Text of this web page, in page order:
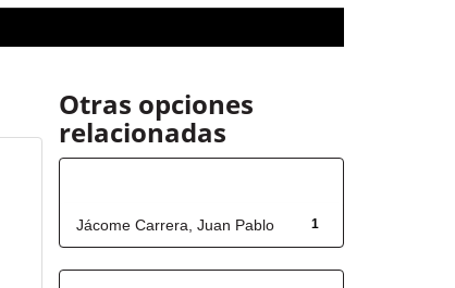
Otras opciones
relacionadas
1
Jácome Carrera, Juan Pablo